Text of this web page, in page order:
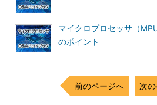
マイクロプロセッサ（
のポイント
前のページへ 次